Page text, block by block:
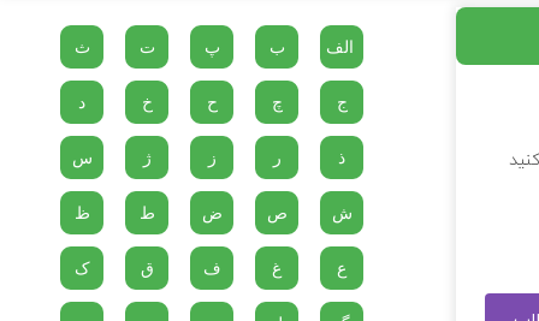
الف ب پ ت ث
ج چ ح خ د
ذ ر ز ژ س
ش ص ض ط ظ
ع غ ف ق ک